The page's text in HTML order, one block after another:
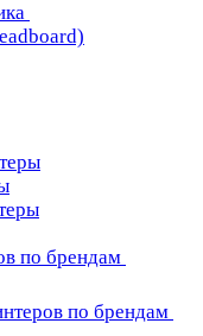
по брендам
по брендам